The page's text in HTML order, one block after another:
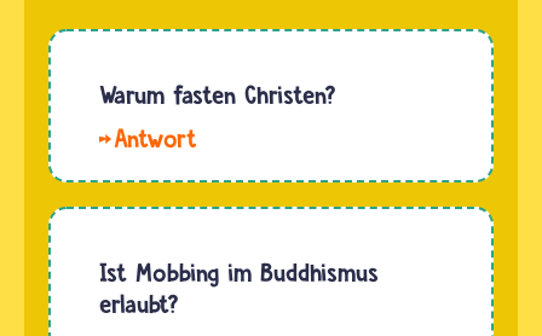
Warum fasten Christen?
Christinnen
Christen
fasten,
Ist Mobbing im Buddhismus
erlaubt?